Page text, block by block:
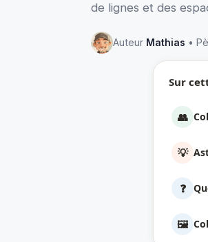
de lignes et des
Auteur Mathias •
Sur
👥
💡
❓
🖼️